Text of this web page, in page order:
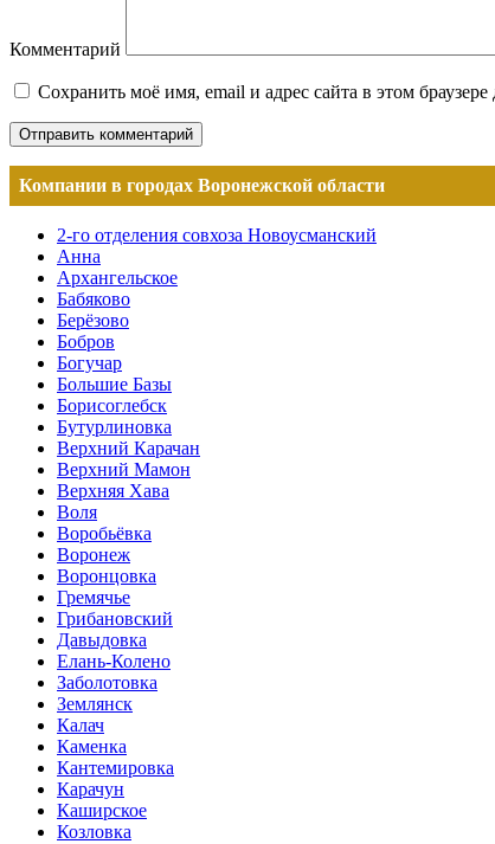
Комментарий
Сохранить моё имя, email и адрес сайта в этом
Компании в городах Воронежской области
2-го отделения совхоза Новоусманский
Анна
Архангельское
Бабяково
Берёзово
Бобров
Богучар
Большие Базы
Борисоглебск
Бутурлиновка
Верхний Карачан
Верхний Мамон
Верхняя Хава
Воля
Воробьёвка
Воронеж
Воронцовка
Гремячье
Грибановский
Давыдовка
Елань-Колено
Заболотовка
Землянск
Калач
Каменка
Кантемировка
Карачун
Каширское
Козловка